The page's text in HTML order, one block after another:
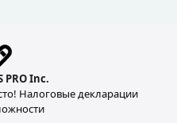
PRO Inc.
Налоговые декларации